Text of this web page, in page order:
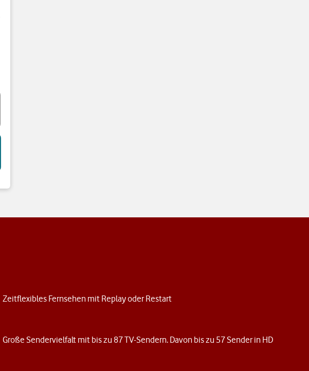
Zeitflexibles Fernsehen mit Replay oder Restart
Große Sendervielfalt mit bis zu 87 TV-Sendern. Davon bis zu 57 Sender in HD